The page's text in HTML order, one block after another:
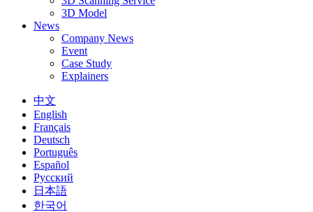
3D Model
News
Company News
Event
Case Study
Explainers
中文
English
Français
Deutsch
Português
Español
Русский
日本語
한국어